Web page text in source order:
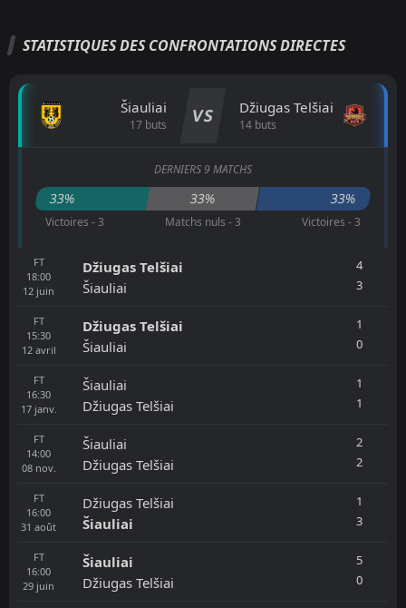
STATISTIQUES DES CONFRONTATIONS DIRECTES
Šiauliai
17 buts VS Džiugas Telšiai
14 buts
DERNIERS 9 MATCHS
33% 33% 33%
Victoires - 3 Matchs nuls - 3 Victoires - 3
FT
18:00
12 juin
Džiugas Telšiai
Šiauliai
4
3
FT
15:30
12 avril
Džiugas Telšiai
Šiauliai
1
0
FT
16:30
17 janv.
Šiauliai
Džiugas Telšiai
1
1
FT
14:00
08 nov.
Šiauliai
Džiugas Telšiai
2
2
FT
16:00
31 août
Džiugas Telšiai
Šiauliai
1
3
FT
16:00
29 juin
Šiauliai
Džiugas Telšiai
5
0